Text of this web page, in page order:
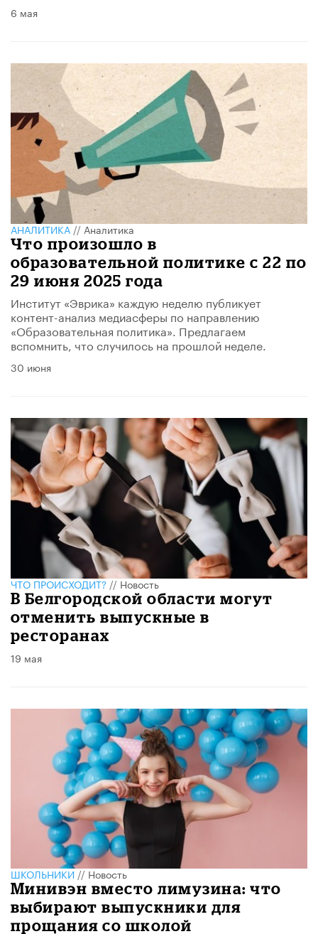
6 мая
АНАЛИТИКА//Аналитика
Что произошло в
образовательной политике с 22 по
29 июня 2025 года
Институт «Эврика» каждую неделю публикует
контент-анализ медиасферы по направлению
«Образовательная политика». Предлагаем
вспомнить, что случилось на прошлой неделе.
30 июня
ЧТО ПРОИСХОДИТ?//Новость
В Белгородской области могут
отменить выпускные в
ресторанах
19 мая
ШКОЛЬНИКИ//Новость
Минивэн вместо лимузина: что
выбирают выпускники для
прощания со школой